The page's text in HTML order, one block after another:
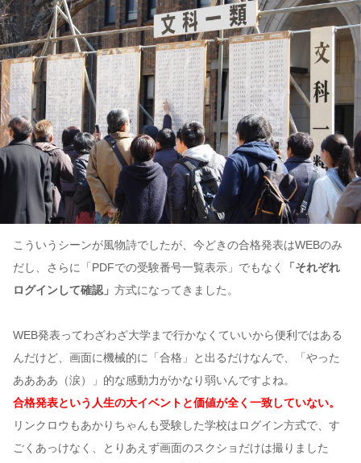
こういうシーンが風物詩でしたが、今どきの合格発表はWEBのみ
だし、さらに「PDFでの受験番号一覧表示」でもなく
「それぞれ
ログインして確認」 方式になってきました。
WEB発表ってわざわざ大学まで行かなくていいから便利ではある
んだけど、画面に機械的に「合格」と出るだけなんで、「やった
ああああ（涙）」的な感動力がかなり弱いんですよね。
合格発表という人生の大イベントと価値が全く一致していない。
リンクロウもあかりちゃんも受験した学校はログイン方式で、す
ごくあっけなく、とりあえず画面のスクショだけは撮りました